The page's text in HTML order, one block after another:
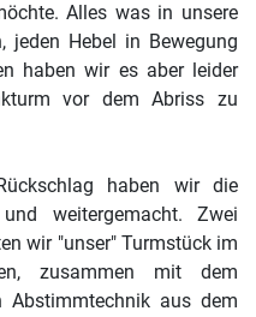
Alles was in unsere
jeden Hebel in Bewegung
haben wir es aber leider
vor dem Abriss zu
haben wir die
weitergemacht. Zwei
wir "unser" Turmstück im
zusammen mit dem
Abstimmtechnik aus dem